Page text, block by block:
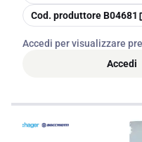
copia
Cod. produttoreB04681
Accedi per visualizzare
Accedi